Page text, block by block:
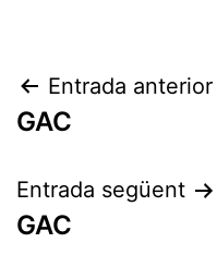
Entrada anterior
GAC
Entrada següent
GAC